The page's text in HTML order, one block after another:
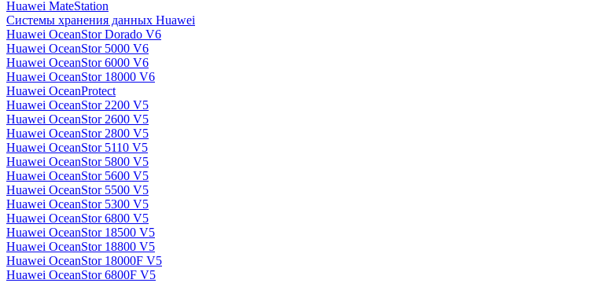
Huawei MateStation
Системы хранения данных Huawei
Huawei OceanStor Dorado V6
Huawei OceanStor 5000 V6
Huawei OceanStor 6000 V6
Huawei OceanStor 18000 V6
Huawei OceanProtect
Huawei OceanStor 2200 V5
Huawei OceanStor 2600 V5
Huawei OceanStor 2800 V5
Huawei OceanStor 5110 V5
Huawei OceanStor 5800 V5
Huawei OceanStor 5600 V5
Huawei OceanStor 5500 V5
Huawei OceanStor 5300 V5
Huawei OceanStor 6800 V5
Huawei OceanStor 18500 V5
Huawei OceanStor 18800 V5
Huawei OceanStor 18000F V5
Huawei OceanStor 6800F V5